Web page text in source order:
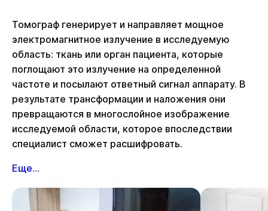
Томограф генерирует и направляет мощное
электромагнитное излучение в исследуемую
область: ткань или орган пациента, которые
поглощают это излучение на определенной
частоте и посылают ответный сигнал аппарату. В
результате трансформации и наложения они
превращаются в многослойное изображение
исследуемой области, которое впоследствии
специалист сможет расшифровать.
Еще...